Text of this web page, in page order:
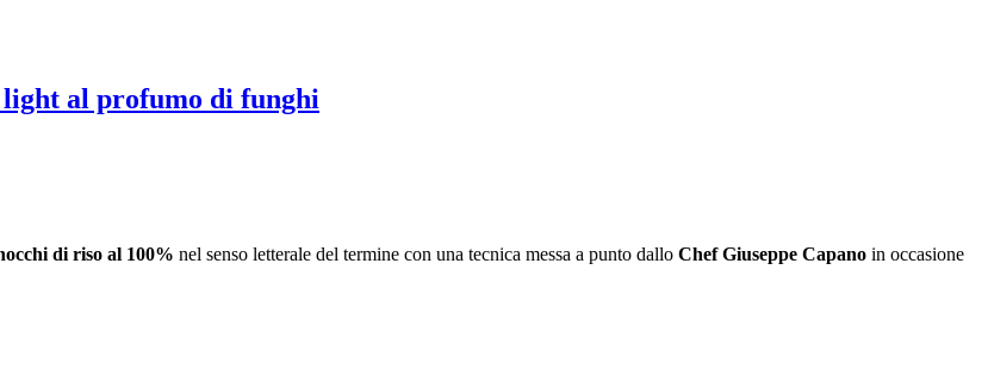
light al profumo di funghi
di riso al 100% nel senso letterale del termine con una tecnica messa a punto dallo Chef Giuseppe Capano in occasione